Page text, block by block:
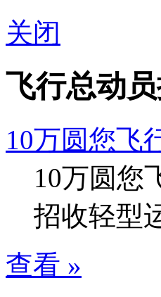
关闭
飞行总动
10万圆您飞
10万圆您
招收轻型
查看 »